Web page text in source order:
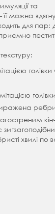
та
можна
для
голівки
хвилі по